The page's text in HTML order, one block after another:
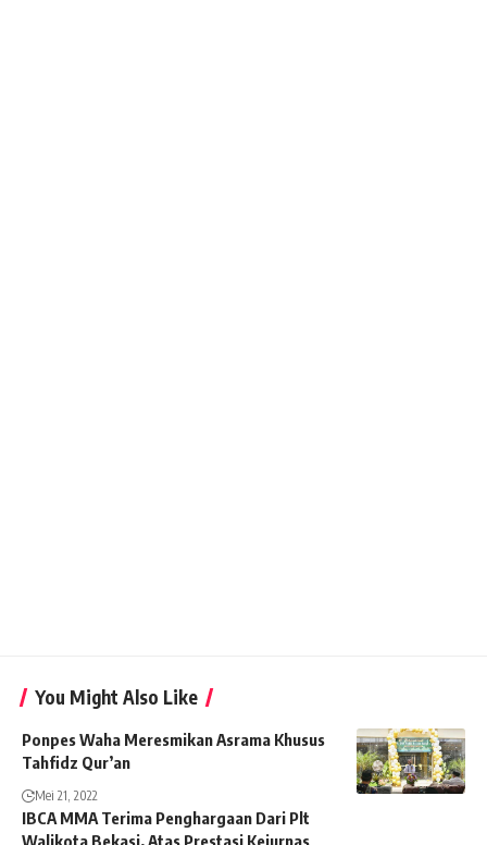
You Might Also Like
Ponpes Waha Meresmikan Asrama Khusus
Tahfidz Qur’an
Mei 21, 2022
IBCA MMA Terima Penghargaan Dari Plt
Walikota Bekasi, Atas Prestasi Kejurnas